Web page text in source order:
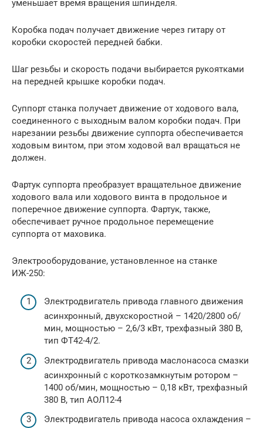
уменьшает время вращения шпинделя.
Коробка подач получает движение через гитару от
коробки скоростей передней бабки.
Шаг резьбы и скорость подачи выбирается рукоятками
на передней крышке коробки подач.
Суппорт станка получает движение от ходового вала,
соединенного с выходным валом коробки подач. При
нарезании резьбы движение суппорта обеспечивается
ходовым винтом, при этом ходовой вал вращаться не
должен.
Фартук суппорта преобразует вращательное движение
ходового вала или ходового винта в продольное и
поперечное движение суппорта. Фартук, также,
обеспечивает ручное продольное перемещение
суппорта от маховика.
Электрооборудование, установленное на станке
ИЖ-250:
Электродвигатель привода главного движения
асинхронный, двухскоростной – 1420/2800 об/
мин, мощностью – 2,6/3 кВт, трехфазный 380 В,
тип ФТ42-4/2.
Электродвигатель привода маслонасоса смазки
асинхронный с короткозамкнутым ротором –
1400 об/мин, мощностью – 0,18 кВт, трехфазный
380 В, тип АОЛ12-4
Электродвигатель привода насоса охлаждения –